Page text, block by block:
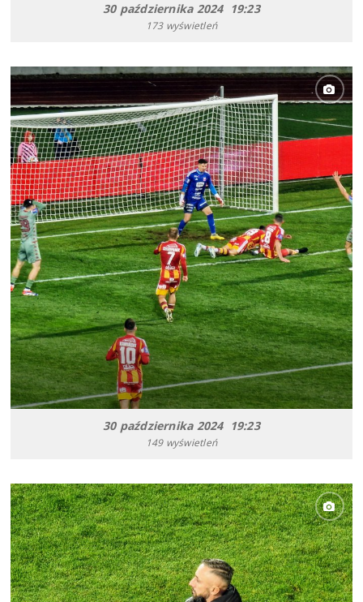
30 października 2024 19:23
173 wyświetleń
30 października 2024 19:23
149 wyświetleń